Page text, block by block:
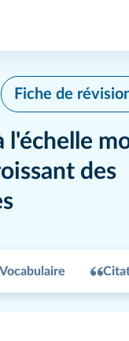
Fiche de
l'échelle
des
Vocabulaire